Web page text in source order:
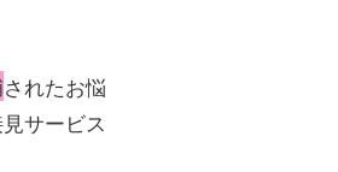
されたお悩
サービス